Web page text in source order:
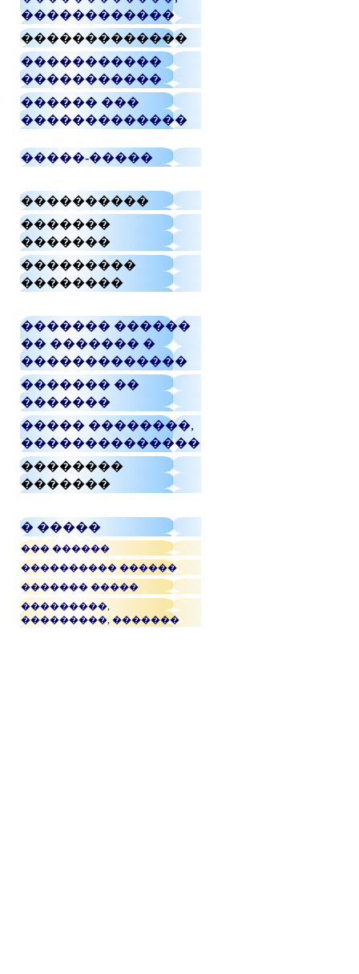
������������
�������������
�����������
�����������
������ ���
�������������
�����-�����
����������
�������
�������
���������
��������
������� ������
�� ������� �
�������������
������� ��
�������
����� ��������,
��������������
��������
�������
� �����
��� ������
���������� ������
������� �����
���������,
���������, �������